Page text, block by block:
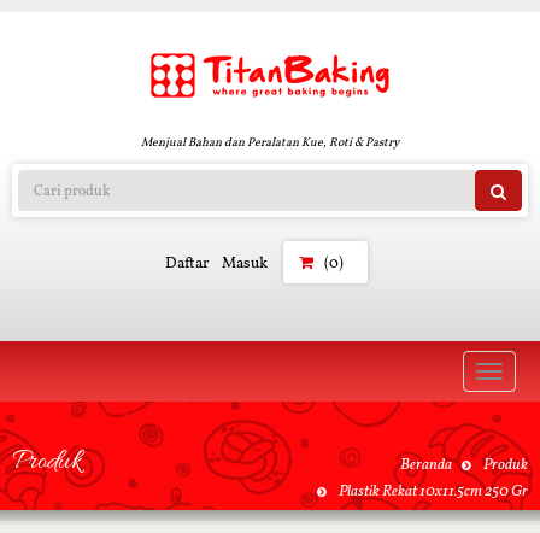
Menjual Bahan dan Peralatan Kue, Roti & Pastry
Daftar Masuk (0)
Toggle
Produk Beranda
Produk
Plastik Rekat 10x11.5cm 250 Gr